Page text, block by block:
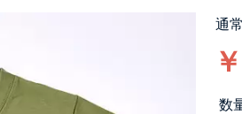
通
数